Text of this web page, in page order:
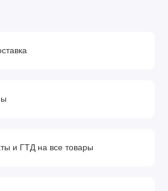
и ГТД на все товары